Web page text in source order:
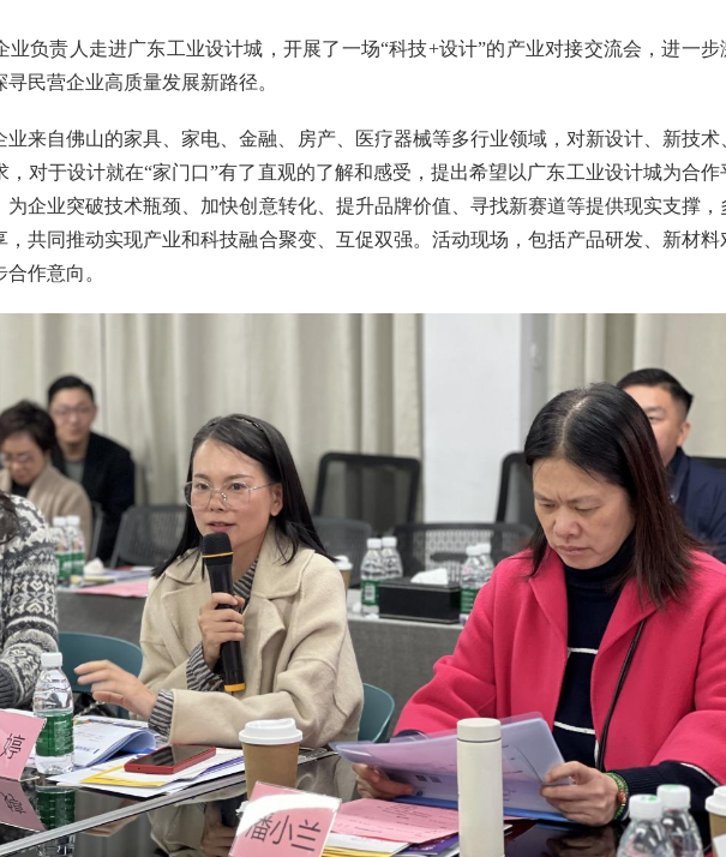
业负责人走进广东工业设计城，开展了一场“科技+设计”的产业对接交流会，进一步
民营企业高质量发展新路径。
业来自佛山的家具、家电、金融、房产、医疗器械等多行业领域，对新设计、新技术
，对于设计就在“家门口”有了直观的了解和感受，提出希望以广东工业设计城为合作
为企业突破技术瓶颈、加快创意转化、提升品牌价值、寻找新赛道等提供现实支撑，
，共同推动实现产业和科技融合聚变、互促双强。活动现场，包括产品研发、新材料
作意向。